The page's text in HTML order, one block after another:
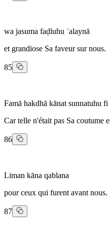
wa jasuma faḍluhu ʿalaynā
et grandiose Sa faveur sur nous.
85
Famā hakdhā kānat sunnatuhu
Car telle n'était pas Sa coutume
86
Liman kāna qablana
pour ceux qui furent avant nous.
87